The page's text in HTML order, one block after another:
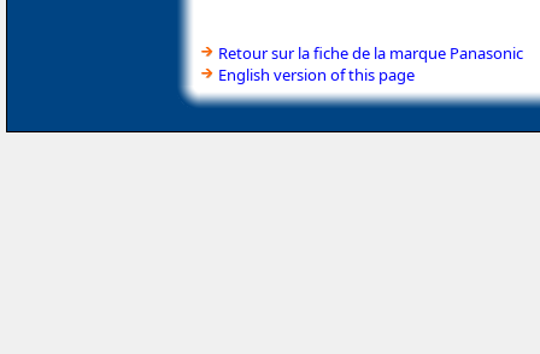
Retour sur la fiche de la marque Panasonic
English version of this page